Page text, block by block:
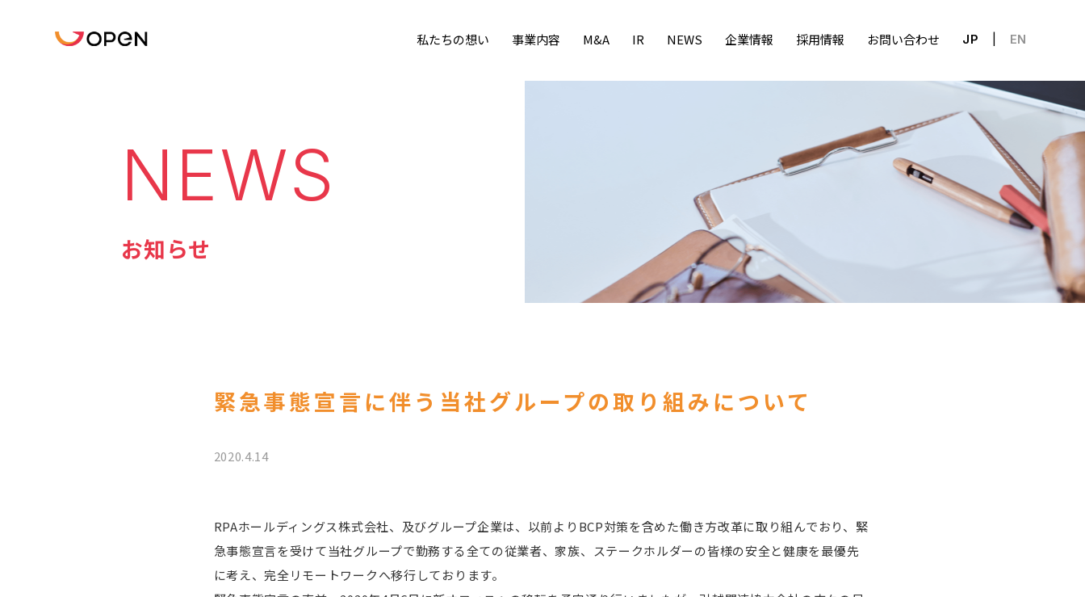
私たちの想い 事業内容 M&A IR NEWS 企業情報 採用情報 お問い合わせ EN
JP
NEWS
お知らせ
緊急事態宣言に伴う当社グループの取り組みについて
2020.4.14
RPAホールディングス株式会社、及びグループ企業は、以前よりBCP対策を含めた働き方改革に取り組んでおり、緊
急事態宣言を受けて当社グループで勤務する全ての従業者、家族、ステークホルダーの皆様の安全と健康を最優先
に考え、完全リモートワークへ移行しております。